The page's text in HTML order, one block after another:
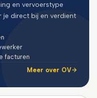
en vervoerstype
je direct bij en verdient
facturen
Meer over OV